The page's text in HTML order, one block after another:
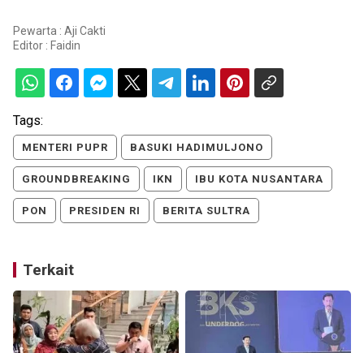
Pewarta : Aji Cakti
Editor : Faidin
Tags:
MENTERI PUPR BASUKI HADIMULJONO
GROUNDBREAKING IKN IBU KOTA NUSANTARA
PON PRESIDEN RI BERITA SULTRA
Terkait